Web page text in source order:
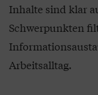
Inhalte sind klar
Schwerpunkten
Arbeitsalltag.